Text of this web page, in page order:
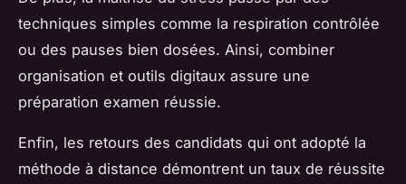
techniques simples comme la respiration contrôlée
ou des pauses bien dosées. Ainsi, combiner
organisation et outils digitaux assure une
préparation examen réussie.
Enfin, les retours des candidats qui ont adopté la
méthode à distance démontrent un taux de réussite